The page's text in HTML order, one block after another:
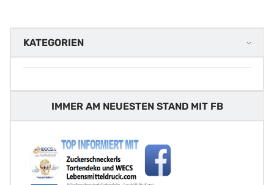
KATEGORIEN
IMMER AM NEUESTEN STAND MIT FB